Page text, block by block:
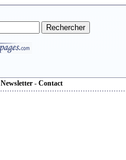
Newsletter - Contact